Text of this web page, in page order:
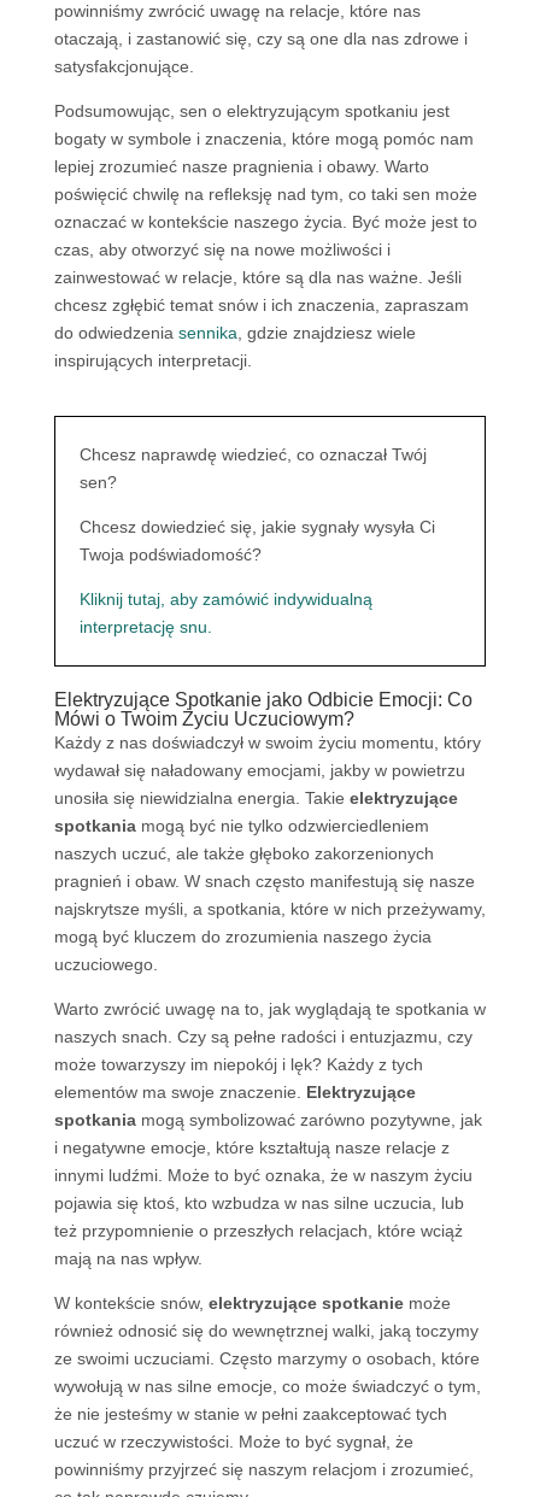
powinniśmy zwrócić uwagę na relacje, które nas
otaczają, i zastanowić się, czy są one dla nas zdrowe i
satysfakcjonujące.
Podsumowując, sen o elektryzującym spotkaniu jest
bogaty w symbole i znaczenia, które mogą pomóc nam
lepiej zrozumieć nasze pragnienia i obawy. Warto
poświęcić chwilę na refleksję nad tym, co taki sen może
oznaczać w kontekście naszego życia. Być może jest to
czas, aby otworzyć się na nowe możliwości i
zainwestować w relacje, które są dla nas ważne. Jeśli
chcesz zgłębić temat snów i ich znaczenia, zapraszam
do odwiedzenia sennika , gdzie znajdziesz wiele
inspirujących interpretacji.
Chcesz naprawdę wiedzieć, co oznaczał Twój
sen?
Chcesz dowiedzieć się, jakie sygnały wysyła Ci
Twoja podświadomość?
Kliknij tutaj, aby zamówić indywidualną
interpretację snu.
Elektryzujące Spotkanie jako Odbicie Emocji: Co
Mówi o Twoim Życiu Uczuciowym?
Każdy z nas doświadczył w swoim życiu momentu, który
wydawał się naładowany emocjami, jakby w powietrzu
unosiła się niewidzialna energia. Takie elektryzujące
spotkaniamogą być nie tylko odzwierciedleniem
naszych uczuć, ale także głęboko zakorzenionych
pragnień i obaw. W snach często manifestują się nasze
najskrytsze myśli, a spotkania, które w nich przeżywamy,
mogą być kluczem do zrozumienia naszego życia
uczuciowego.
Warto zwrócić uwagę na to, jak wyglądają te spotkania w
naszych snach. Czy są pełne radości i entuzjazmu, czy
może towarzyszy im niepokój i lęk? Każdy z tych
elementów ma swoje znaczenie. Elektryzujące
spotkaniamogą symbolizować zarówno pozytywne, jak
i negatywne emocje, które kształtują nasze relacje z
innymi ludźmi. Może to być oznaka, że w naszym życiu
pojawia się ktoś, kto wzbudza w nas silne uczucia, lub
też przypomnienie o przeszłych relacjach, które wciąż
mają na nas wpływ.
W kontekście snów, elektryzujące spotkaniemoże
również odnosić się do wewnętrznej walki, jaką toczymy
ze swoimi uczuciami. Często marzymy o osobach, które
wywołują w nas silne emocje, co może świadczyć o tym,
że nie jesteśmy w stanie w pełni zaakceptować tych
uczuć w rzeczywistości. Może to być sygnał, że
powinniśmy przyjrzeć się naszym relacjom i zrozumieć,